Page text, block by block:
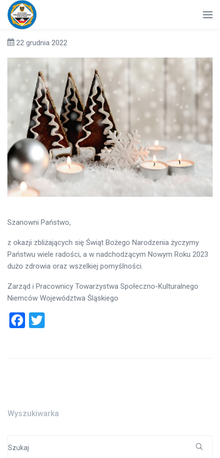
22 grudnia 2022
Szanowni Państwo,
z okazji zbliżających się Świąt Bożego Narodzenia życzymy
Państwu wiele radości, a w nadchodzącym Nowym Roku 2023
dużo zdrowia oraz wszelkiej pomyślności.
Zarząd i Pracownicy Towarzystwa Społeczno-Kulturalnego
Niemców Województwa Śląskiego
Facebook
Wyszukiwarka
for: